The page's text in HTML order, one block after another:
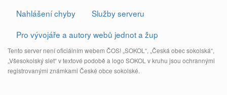
Nahlášení chyby
Služby serveru
Pro vývojáře a autory webů jednot a žup
Tento server není oficiálním webem ČOS! „SOKOL“, „Česká obec sokolská“,
„Všesokolský slet“ v textové podobě a logo SOKOL v kruhu jsou ochrannými
registrovanými známkami České obce sokolské.